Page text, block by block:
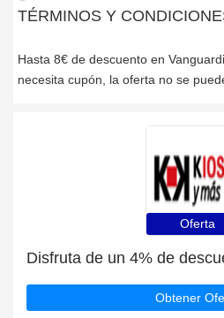
TÉRMINOS Y
Hasta 8€ de descuento en
necesita cupón, la oferta no se
Oferta
Obtener